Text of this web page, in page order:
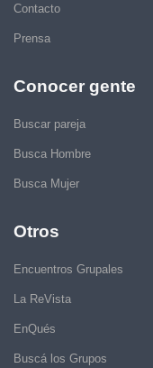
Contacto
Prensa
Conocer gente
Buscar pareja
Busca Hombre
Busca Mujer
Otros
Encuentros Grupales
La ReVista
EnQués
Buscá los Grupos